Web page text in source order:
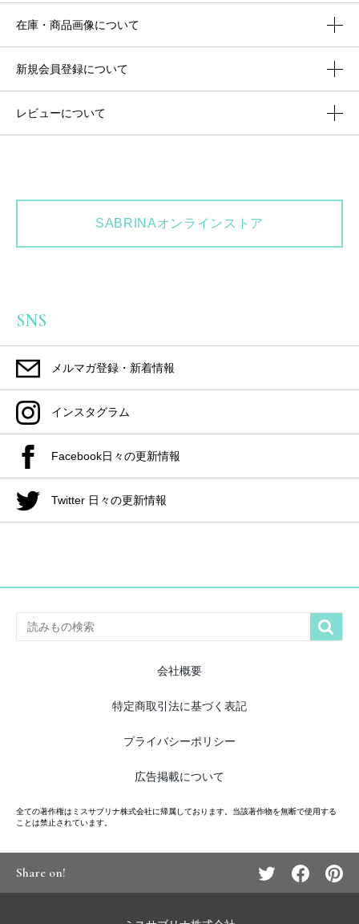
在庫・商品画像について
新規会員登録について
レビューについて
SABRINAオンラインストア
SNS
メルマガ登録・新着情報
インスタグラム
Facebook日々の更新情報
Twitter 日々の更新情報

会社概要
特定商取引法に基づく表記
プライバシーポリシー
広告掲載について
全ての著作権はミスサブリナ株式会社に帰属しております。当該著作物を無断で使用する
ことは禁止されています。
Share on!